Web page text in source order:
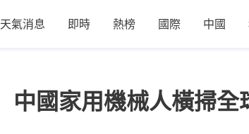
天氣消息 即時 熱榜 國際 中國
國家用機械人橫掃